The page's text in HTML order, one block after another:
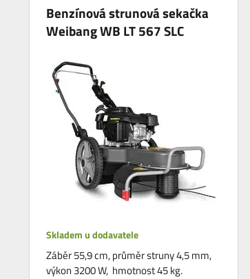
Benzínová strunová sekačka
Weibang WB LT 567 SLC
Skladem u dodavatele
Záběr 55,9 cm, průměr struny 4,5 mm,
výkon 3200 W, hmotnost 45 kg.